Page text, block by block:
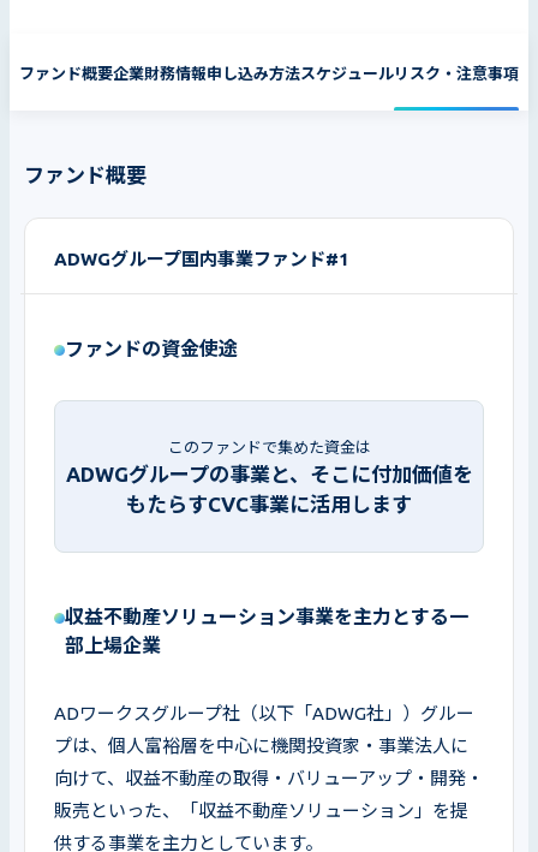
ファンド概要企業財務情報申し込み方法スケジュールリスク・注意事項
ファンド概要
ADWGグループ国内事業ファンド#1
ファンドの資金使途
このファンドで集めた資金は
ADWGグループの事業と、そこに付加価値を
もたらすCVC事業に活用します
収益不動産ソリューション事業を主力とする一
部上場企業
ADワークスグループ社（以下「ADWG社」）グルー
プは、個人富裕層を中心に機関投資家・事業法人に
向けて、収益不動産の取得・バリューアップ・開発・
販売といった、「収益不動産ソリューション」を提
供する事業を主力としています。